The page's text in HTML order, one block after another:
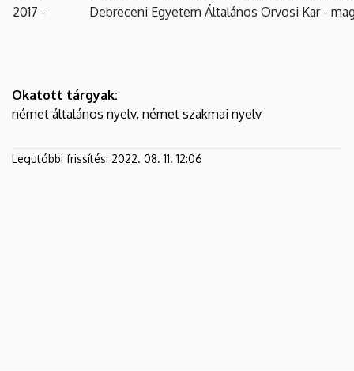
2017 -
Debreceni Egyetem Általános Orvosi Kar -
Okatott tárgyak:
német általános nyelv, német szakmai nyelv
Legutóbbi frissítés: 2022. 08. 11. 12:06